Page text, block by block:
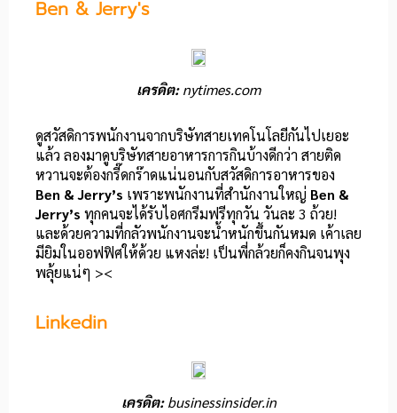
Ben & Jerry's
เครดิต:nytimes.com
ดูสวัสดิการพนักงานจากบริษัทสายเทคโนโลยีกันไปเยอะ
แล้ว ลองมาดูบริษัทสายอาหารการกินบ้างดีกว่า สายติด
หวานจะต้องกรี๊ดกร๊าดแน่นอนกับสวัสดิการอาหารของ
Ben & Jerry’s เพราะพนักงานที่สำนักงานใหญ่ Ben &
Jerry’s ทุกคนจะได้รับไอศกรีมฟรีทุกวัน วันละ 3 ถ้วย!
และด้วยความที่กลัวพนักงานจะน้ำหนักขึ้นกันหมด เค้าเลย
มียิมในออฟฟิศให้ด้วย แหงล่ะ! เป็นพี่กล้วยก็คงกินจนพุง
พลุ้ยแน่ๆ ><
Linkedin
เครดิต:businessinsider.in